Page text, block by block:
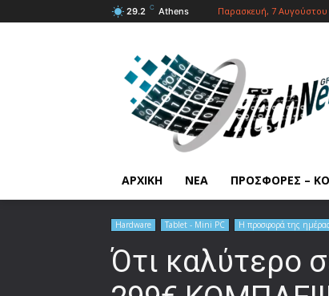
29.2 C Athens Παρασκευή, 7 Αυγούστου
ΑΡΧΙΚΗ ΝΕΑ ΠΡΟΣΦΟΡΕΣ –
Hardware Tablet - Mini PC Η προσφορά της ημέρας
Ότι καλύτερο